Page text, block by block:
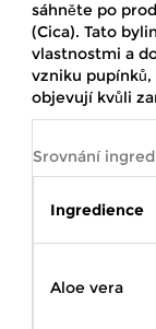
sáhněte po
(Cica). Tato
vlastnostmi a
vzniku
objevují kvůli
Srovnání
Ingredience
Aloe vera